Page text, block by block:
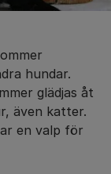
hundar.
glädjas åt
även katter.
en valp för